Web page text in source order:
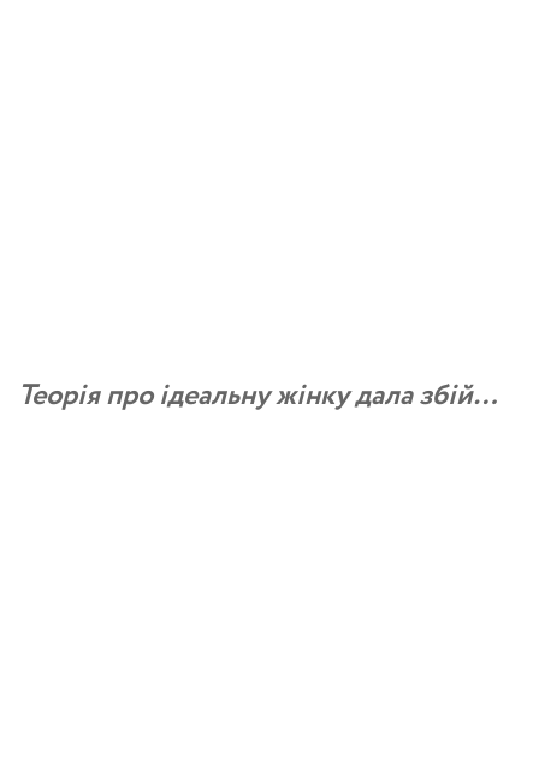
Теорія про ідеальну жінку дала збій…